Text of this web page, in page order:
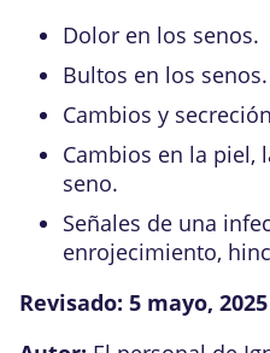
Dolor en los senos.
Bultos en los senos.
Cambios y
Cambios en la piel,
seno.
Señales de una
enrojecimiento,
Revisado: 5 mayo, 2025